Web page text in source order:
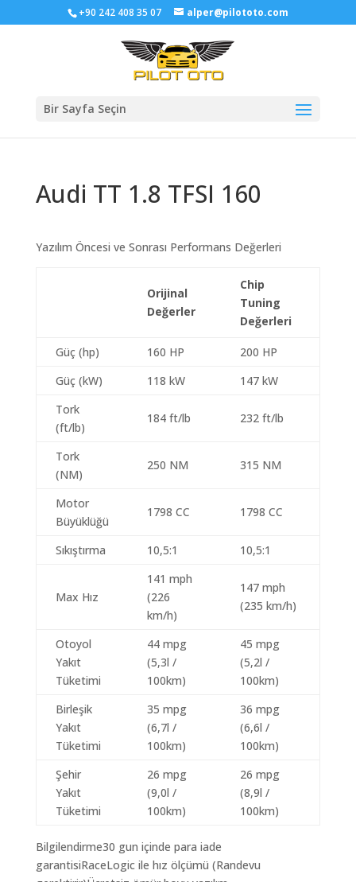
+90 242 408 35 07 alper@pilototo.com
Bir Sayfa Seçin
Audi TT 1.8 TFSI 160
Yazılım Öncesi ve Sonrası Performans Değerleri
Orijinal
Değerler
Chip
Tuning
Değerleri
Güç (hp) 160 HP
200 HP
Güç (kW)
118 kW
147 kW
Tork
(ft/lb)
184 ft/lb 232 ft/lb
Tork
(NM)
250 NM 315 NM
Motor
Büyüklüğü
1798 CC 1798 CC
Sıkıştırma 10,5:1 10,5:1
Max Hız
141 mph
(226
km/h)
147 mph
(235 km/h)
Otoyol
Yakıt
Tüketimi
44 mpg
(5,3l /
100km)
45 mpg
(5,2l /
100km)
Birleşik
Yakıt
Tüketimi
35 mpg
(6,7l /
100km)
36 mpg
(6,6l /
100km)
Şehir
Yakıt
Tüketimi
26 mpg
(9,0l /
100km)
26 mpg
(8,9l /
100km)
Bilgilendirme30 gun içinde para iade
garantisiRaceLogic ile hız ölçümü (Randevu